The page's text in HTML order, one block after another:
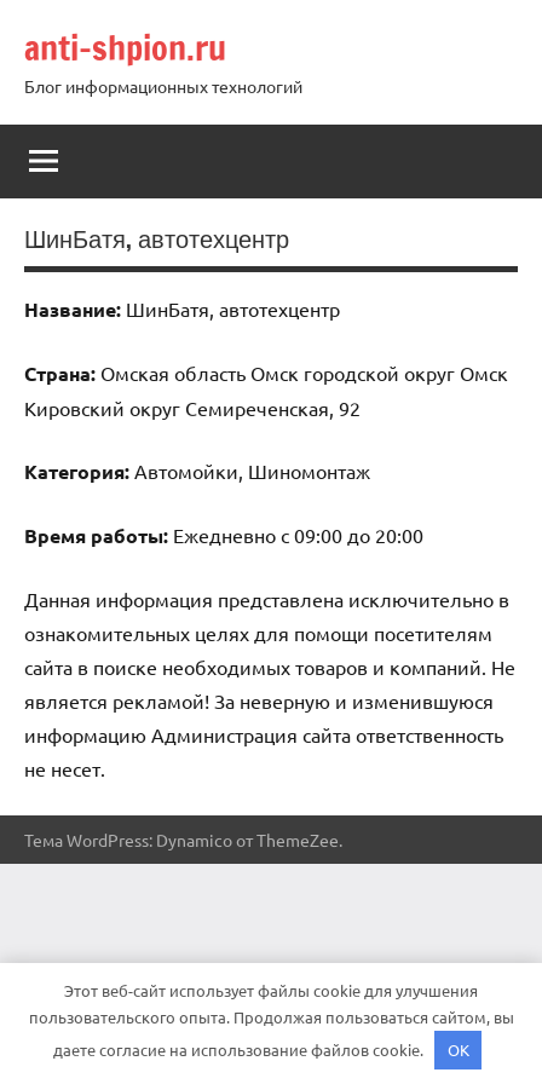
содержимому
anti-shpion.ru
Блог информационных технологий
ШинБатя, автотехцентр
Название: ШинБатя, автотехцентр
Страна: Омская область Омск городской округ Омск
Кировский округ Семиреченская, 92
Категория: Автомойки, Шиномонтаж
Время работы: Ежедневно с 09:00 до 20:00
Данная информация представлена исключительно в
ознакомительных целях для помощи посетителям
сайта в поиске необходимых товаров и компаний. Не
является рекламой! За неверную и изменившуюся
информацию Администрация сайта ответственность
не несет.
Тема WordPress: Dynamico от ThemeZee.
Этот веб-сайт использует файлы cookie для улучшения
пользовательского опыта. Продолжая пользоваться сайтом, вы
даете согласие на использование файлов cookie.
OK